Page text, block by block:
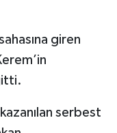
giren
serbest